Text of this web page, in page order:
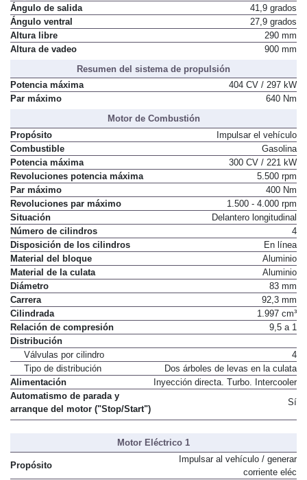
Ángulo de salida
41,9 grados
Ángulo ventral
27,9 grados
Altura libre
290 mm
Altura de vadeo
900 mm
Resumen del sistema de propulsión
Potencia máxima
404 CV / 297 kW
Par máximo
640 Nm
Motor de Combustión
Propósito
Impulsar el vehículo
Combustible
Gasolina
Potencia máxima
300 CV / 221 kW
Revoluciones potencia máxima
5.500 rpm
Par máximo
400 Nm
Revoluciones par máximo
1.500 - 4.000 rpm
Situación
Delantero longitudinal
Número de cilindros
4
Disposición de los cilindros
En línea
Material del bloque
Aluminio
Material de la culata
Aluminio
Diámetro
83 mm
Carrera
92,3 mm
Cilindrada
1.997 cm³
Relación de compresión
9,5 a 1
Distribución
Válvulas por cilindro
4
Tipo de distribución
Dos árboles de levas en la culata
Alimentación
Inyección directa. Turbo. Intercooler
Automatismo de parada y
arranque del motor ("Stop/Start")
Sí
Motor Eléctrico 1
Propósito
Impulsar al vehículo / generar
corriente eléc